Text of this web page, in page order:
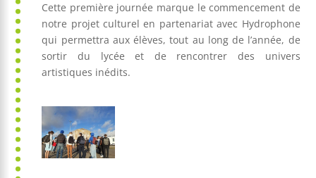
Cette première journée marque le commencement de
notre projet culturel en partenariat avec Hydrophone
qui permettra aux élèves, tout au long de l’année, de
sortir du lycée et de rencontrer des univers
artistiques inédits.